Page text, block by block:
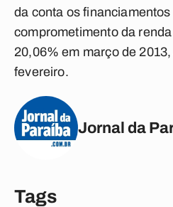
da conta os
comprometimento da
20,06% em março de
fevereiro.
Jornal da
Tags